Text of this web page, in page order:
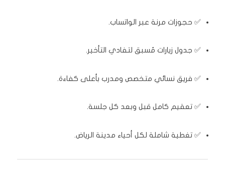
✅ حجوزات مرنة عبر الواتساب.
✅ جدول زيارات مُسبق لتفادي التأخير.
✅ فريق نسائي متخصص ومدرب بأعلى كفاءة.
✅ تعقيم كامل قبل وبعد كل جلسة.
✅ تغطية شاملة لكل أحياء مدينة الرياض.